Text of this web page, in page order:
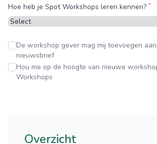
Hoe heb je Spot Workshops leren kennen? *
De workshop gever mag mij toevoegen
nieuwsbrief
Hou me op de hoogte van nieuwe
Workshops
Overzicht